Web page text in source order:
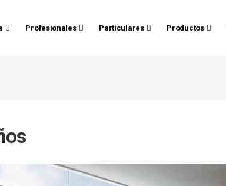
Profesionales Particulares Productos